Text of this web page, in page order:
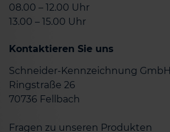
08.00 – 12.00 Uhr
13.00 – 15.00 Uhr
Kontaktieren Sie uns
Schneider-Kennzeichnung GmbH
Ringstraße 26
70736 Fellbach
Fragen zu unseren Produkten